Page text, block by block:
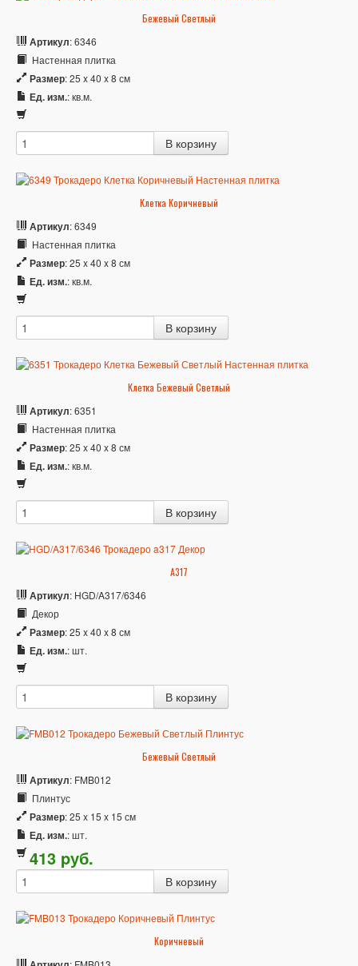
Бежевый Светлый
Артикул: 6346
Настенная плитка
Размер: 25 x 40 x 8 см
Ед. изм.: кв.м.
Клетка Коричневый
Артикул: 6349
Настенная плитка
Размер: 25 x 40 x 8 см
Ед. изм.: кв.м.
Клетка Бежевый Светлый
Артикул: 6351
Настенная плитка
Размер: 25 x 40 x 8 см
Ед. изм.: кв.м.
A317
Артикул: HGD/A317/6346
Декор
Размер: 25 x 40 x 8 см
Ед. изм.: шт.
Бежевый Светлый
Артикул: FMB012
Плинтус
Размер: 25 x 15 x 15 см
Ед. изм.: шт.
413 pуб.
Коричневый